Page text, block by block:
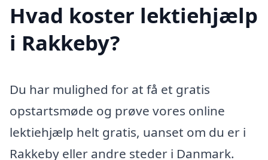
Hvad koster lektiehjælp
i Rakkeby?
Du har mulighed for at få et gratis
opstartsmøde og prøve vores online
lektiehjælp helt gratis, uanset om du er i
Rakkeby eller andre steder i Danmark.